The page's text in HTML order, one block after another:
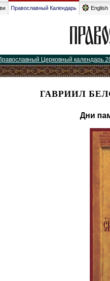
Православный Календарь English
Церковный календарь
ГАВРИИЛ
Дни